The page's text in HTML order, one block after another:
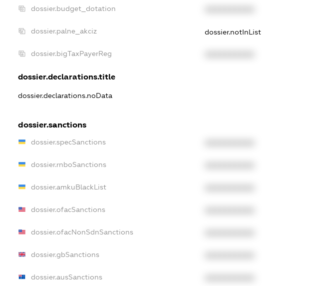
dossier.budget_dotation
dossier.palne_akciz dossier.notInList
dossier.bigTaxPayerReg
dossier.declarations.title
dossier.declarations.noData
dossier.sanctions
dossier.specSanctions
dossier.rnboSanctions
dossier.amkuBlackList
dossier.ofacSanctions
dossier.ofacNonSdnSanctions
dossier.gbSanctions
dossier.ausSanctions